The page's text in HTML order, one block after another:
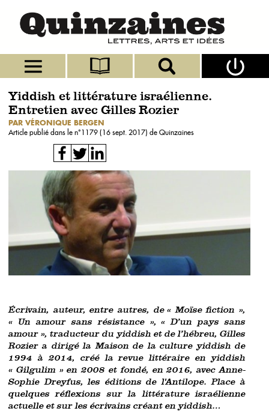
Yiddish et littérature israélienne.
Entretien avec Gilles Rozier
PAR VÉRONIQUE BERGEN
Article publié dans le n°1179 (16 sept. 2017) de Quinzaines
Écrivain, auteur, entre autres, de « Moïse fiction »,
« Un amour sans résistance », « D’un pays sans
amour », traducteur du yiddish et de l’hébreu, Gilles
Rozier a dirigé la Maison de la culture yiddish de
1994 à 2014, créé la revue littéraire en yiddish
« Gilgulim » en 2008 et fondé, en 2016, avec Anne-
Sophie Dreyfus, les éditions de l'Antilope. Place à
quelques réflexions sur la littérature israélienne
actuelle et sur les écrivains créant en yiddish…